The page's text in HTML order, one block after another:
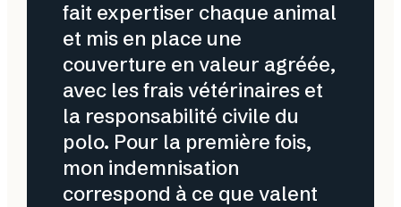
fait expertiser chaque animal
et mis en place une
couverture en valeur agréée,
avec les frais vétérinaires et
la responsabilité civile du
polo. Pour la première fois,
mon indemnisation
correspond à ce que valent